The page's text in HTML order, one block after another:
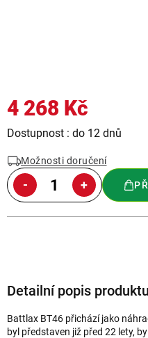
4 268 Kč
Měrná
Dostupnost : do 12 dnů
Možnosti doručení
Detailní popis produktu
Battlax BT46 přichází jako
byl představen již před 22 lety,